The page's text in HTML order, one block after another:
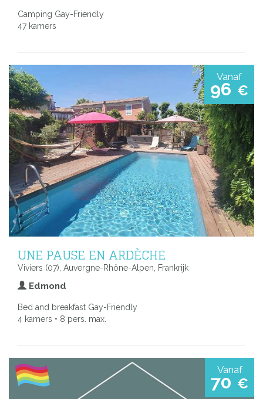
Camping Gay-Friendly
47 kamers
Vanaf
96 €
UNE PAUSE EN ARDÈCHE
Viviers (07), Auvergne-Rhône-Alpen, Frankrijk
Edmond
Bed and breakfast Gay-Friendly
4 kamers • 8 pers. max.
Vanaf
70 €